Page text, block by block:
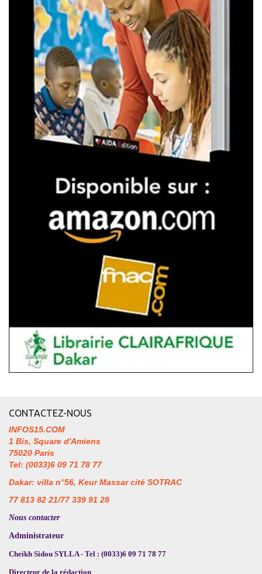
CONTACTEZ-NOUS
INFOS15.COM
1 Bis, Square d'Amiens
75020 Paris
Tel: (0033)6 09 71 78 77
Dakar: villa n°56, Keur Massar cité SOTRAC
77 813 82 21/77 339 91 28
Nous contacter
Administrateur
Cheikh Sidou SYLLA - Tel : (0033)6 09 71 78 77
Directeur de la rédaction